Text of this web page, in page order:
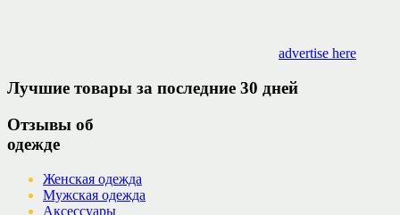
advertise here
Лучшие товары за последние 30 дней
Отзывы об
одежде
Женская одежда
Мужская одежда
Аксессуары